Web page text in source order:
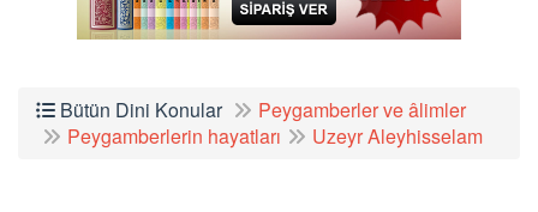
Bütün Dini Konular
Peygamberler ve âlimler
Peygamberlerin hayatları
Uzeyr Aleyhisselam